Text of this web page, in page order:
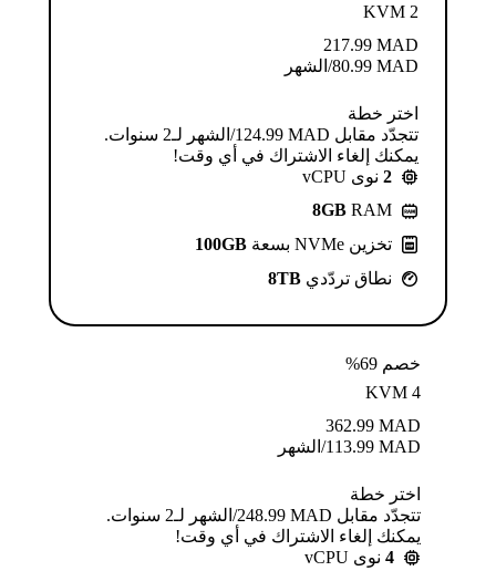
KVM 2
MAD
217.99
MAD
80.99/الشهر
اختر خطة
تتجدّد مقابل MAD ⁦124.99⁩/الشهر لـ2 سنوات.
يمكنك إلغاء الاشتراك في أي وقت!
2 نوى vCPU
8GB RAM
تخزين NVMe بسعة
100GB
نطاق تردّدي 8TB
خصم 69%
KVM 4
MAD
362.99
MAD
113.99/الشهر
اختر خطة
تتجدّد مقابل MAD ⁦248.99⁩/الشهر لـ2 سنوات.
يمكنك إلغاء الاشتراك في أي وقت!
4 نوى vCPU